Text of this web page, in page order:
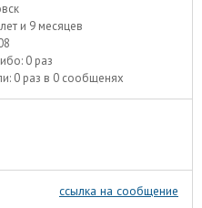
и 9 месяцев
0 раз
0 раз в 0 сообщенях
ссылка на сообщение